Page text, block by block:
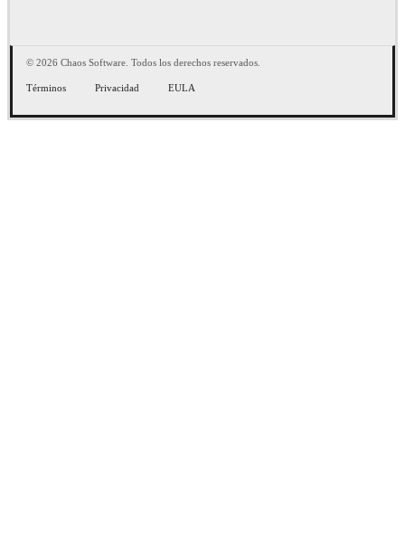
© 2026 Chaos Software. Todos los derechos reservados.
Términos Privacidad EULA